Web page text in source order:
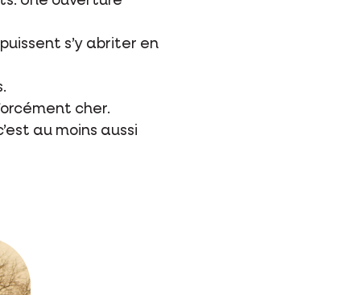
s’y abriter en
cher.
au moins aussi